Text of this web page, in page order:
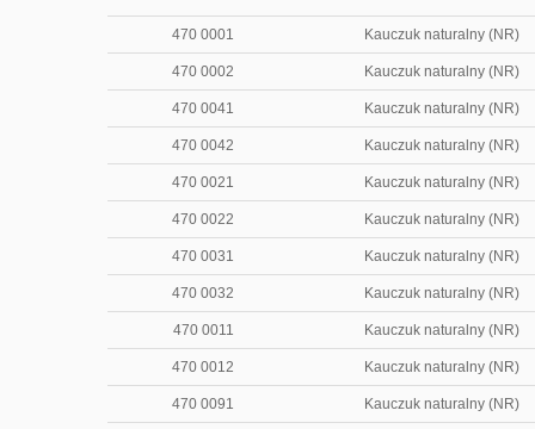
470 0001 Kauczuk naturalny (NR)
470 0002 Kauczuk naturalny (NR)
470 0041 Kauczuk naturalny (NR)
470 0042 Kauczuk naturalny (NR)
470 0021 Kauczuk naturalny (NR)
470 0022 Kauczuk naturalny (NR)
470 0031 Kauczuk naturalny (NR)
470 0032 Kauczuk naturalny (NR)
470 0011 Kauczuk naturalny (NR)
470 0012 Kauczuk naturalny (NR)
470 0091 Kauczuk naturalny (NR)